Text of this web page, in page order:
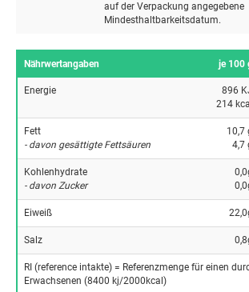
auf der Verpackung angegebene
Mindesthaltbarkeitsdatum.
Nährwertangaben je 100
Energie
896
214 kcal
Fett
- davon gesättigte Fettsäuren
10,7
4,7
Kohlenhydrate
- davon Zucker
Eiweiß
Salz
RI (reference intakte) = Referenzmenge für einen
Erwachsenen (8400 kj/2000kcal)